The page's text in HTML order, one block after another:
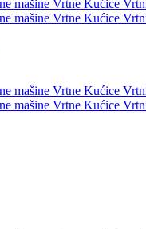
mašine Vrtne Kućice
mašine Vrtne Kućice
mašine Vrtne Kućice
mašine Vrtne Kućice